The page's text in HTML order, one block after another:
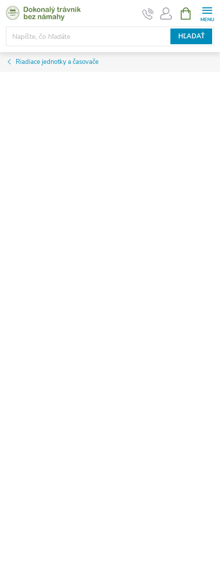
Prejsť
na
obsah
HĽADAŤ
KOŠÍK
Riadiace jednotky a časovače